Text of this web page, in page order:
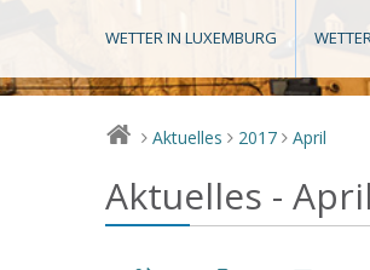
WETTER IN LUXEMBURG
> Aktuelles > 2017 > April
Aktuelles -